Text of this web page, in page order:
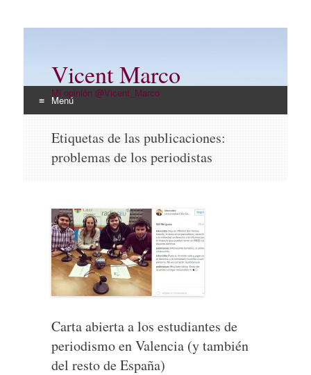
Vicent Marco
Mi opinión @Vicent_Marco
Menú
contenido
Etiquetas de las publicaciones:
problemas de los periodistas
Carta abierta a los estudiantes de
periodismo en Valencia (y también
del resto de España)